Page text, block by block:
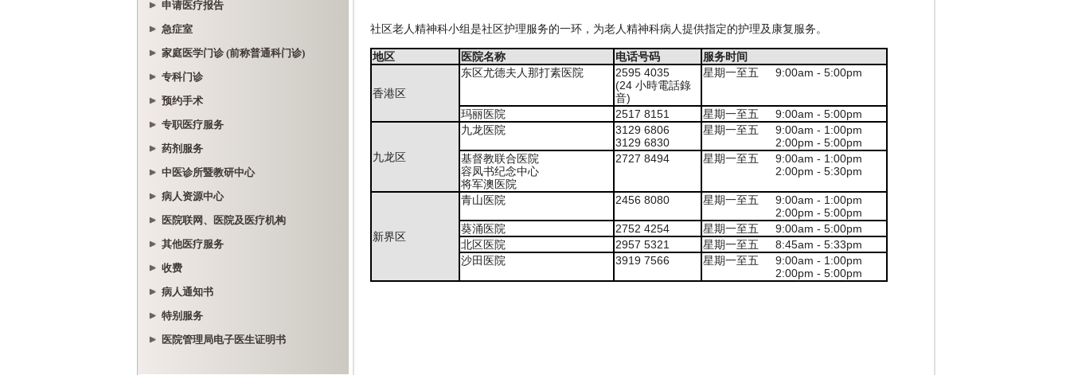
申请医疗报告
急症室
家庭医学门诊 (前称普通科门诊)
专科门诊
预约手术
专职医疗服务
药剂服务
中医诊所暨教研中心
病人资源中心
医院联网、医院及医疗机构
其他医疗服务
收费
病人通知书
特别服务
医院管理局电子医生证明书